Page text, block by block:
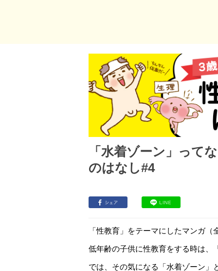
「水着ゾーン」って
のはなし#4
「性教育」をテーマにしたマンガ（
低年齢の子供に性教育をする時は、
では、その気になる「水着ゾーン」